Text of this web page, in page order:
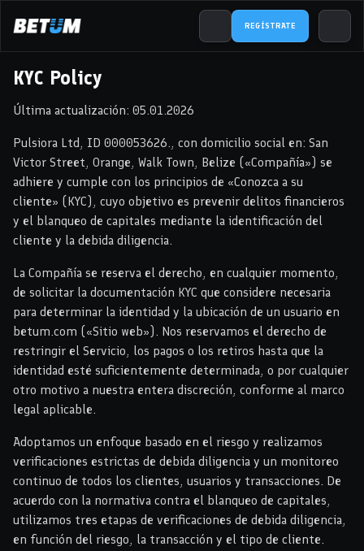
REGÍSTRATE
KYC Policy
Última actualización: 05.01.2026
Pulsiora Ltd, ID 000053626., con domicilio social en: San
Victor Street, Orange, Walk Town, Belize («Compañía») se
adhiere y cumple con los principios de «Conozca a su
cliente» (KYC), cuyo objetivo es prevenir delitos financieros
y el blanqueo de capitales mediante la identificación del
cliente y la debida diligencia.
La Compañía se reserva el derecho, en cualquier momento,
de solicitar la documentación KYC que considere necesaria
para determinar la identidad y la ubicación de un usuario en
betum.com («Sitio web»). Nos reservamos el derecho de
restringir el Servicio, los pagos o los retiros hasta que la
identidad esté suficientemente determinada, o por cualquier
otro motivo a nuestra entera discreción, conforme al marco
legal aplicable.
Adoptamos un enfoque basado en el riesgo y realizamos
verificaciones estrictas de debida diligencia y un monitoreo
continuo de todos los clientes, usuarios y transacciones. De
acuerdo con la normativa contra el blanqueo de capitales,
utilizamos tres etapas de verificaciones de debida diligencia,
en función del riesgo, la transacción y el tipo de cliente.